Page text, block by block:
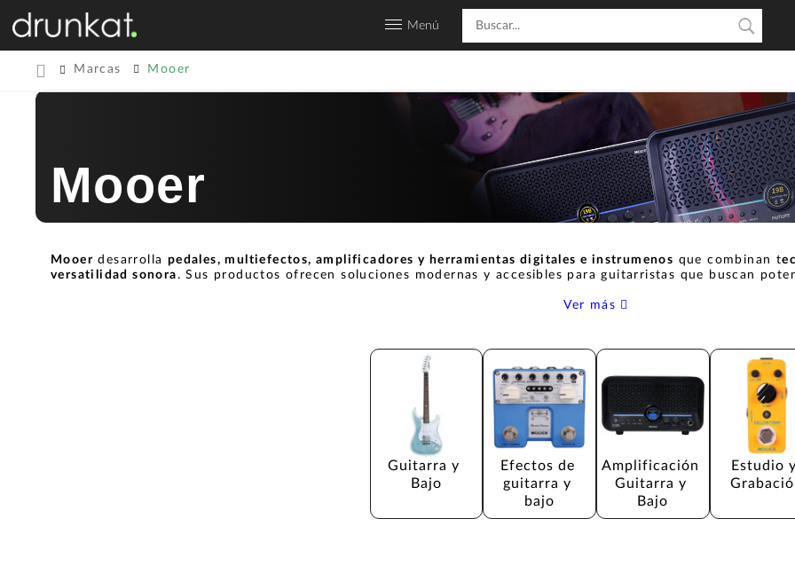
Menú
Marcas Mooer
Mooer
Mooer desarrolla pedales, multiefectos, amplificadores y herramientas digitales e instrumenos que combinan t
versatilidad sonora. Sus productos ofrecen soluciones modernas y accesibles para guitarristas que buscan
Ver más
Guitarra y
Bajo
Efectos de
guitarra y
bajo
Amplificación
Guitarra y
Bajo
Estudio y